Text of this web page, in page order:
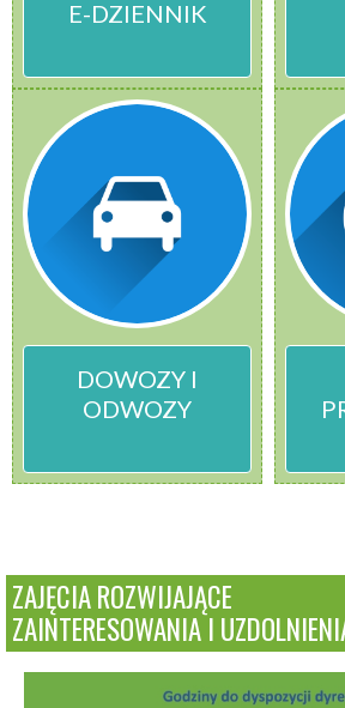
E-DZIENNIK
DOWOZY I
ODWOZY
ZAJĘCIA ROZWIJAJĄCE
ZAINTERESOWANIA I